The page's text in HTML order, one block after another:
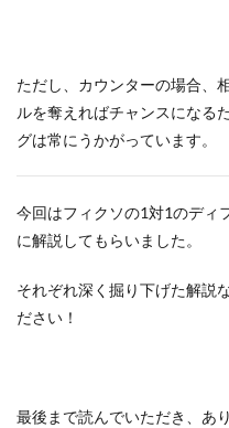
ただし、カウンターの場合、
ルを奪えればチャンスになる
グは常にうかがっています。
今回はフィクソの1対1のディ
に解説してもらいました。
それぞれ深く掘り下げた解説
ださい！
最後まで読んでいただき、あ